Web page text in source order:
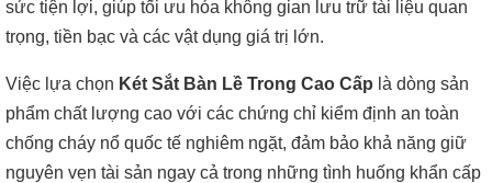
sức tiện lợi, giúp tối ưu hóa không gian lưu trữ tài liệu quan
trọng, tiền bạc và các vật dụng giá trị lớn.
Việc lựa chọn Két Sắt Bàn Lề Trong Cao Cấp là dòng sản
phẩm chất lượng cao với các chứng chỉ kiểm định an toàn
chống cháy nổ quốc tế nghiêm ngặt, đảm bảo khả năng giữ
nguyên vẹn tài sản ngay cả trong những tình huống khẩn cấp